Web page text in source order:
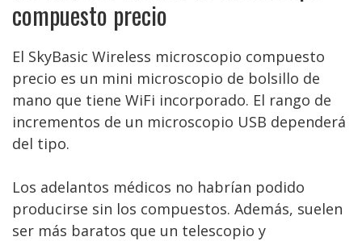
compuesto precio
El SkyBasic Wireless microscopio compuesto
precio es un mini microscopio de bolsillo de
mano que tiene WiFi incorporado. El rango de
incrementos de un microscopio USB dependerá
del tipo.
Los adelantos médicos no habrían podido
producirse sin los compuestos. Además, suelen
ser más baratos que un telescopio y